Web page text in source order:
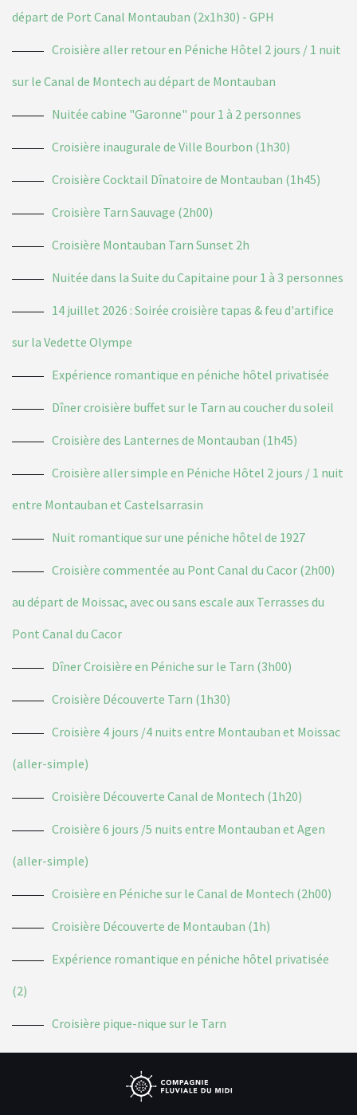
départ de Port Canal Montauban (2x1h30) - GPH
Croisière aller retour en Péniche Hôtel 2 jours / 1 nuit
sur le Canal de Montech au départ de Montauban
Nuitée cabine "Garonne" pour 1 à 2 personnes
Croisière inaugurale de Ville Bourbon (1h30)
Croisière Cocktail Dînatoire de Montauban (1h45)
Croisière Tarn Sauvage (2h00)
Croisière Montauban Tarn Sunset 2h
Nuitée dans la Suite du Capitaine pour 1 à 3 personnes
14 juillet 2026 : Soirée croisière tapas & feu d'artifice
sur la Vedette Olympe
Expérience romantique en péniche hôtel privatisée
Dîner croisière buffet sur le Tarn au coucher du soleil
Croisière des Lanternes de Montauban (1h45)
Croisière aller simple en Péniche Hôtel 2 jours / 1 nuit
entre Montauban et Castelsarrasin
Nuit romantique sur une péniche hôtel de 1927
Croisière commentée au Pont Canal du Cacor (2h00)
au départ de Moissac, avec ou sans escale aux Terrasses du
Pont Canal du Cacor
Dîner Croisière en Péniche sur le Tarn (3h00)
Croisière Découverte Tarn (1h30)
Croisière 4 jours /4 nuits entre Montauban et Moissac
(aller-simple)
Croisière Découverte Canal de Montech (1h20)
Croisière 6 jours /5 nuits entre Montauban et Agen
(aller-simple)
Croisière en Péniche sur le Canal de Montech (2h00)
Croisière Découverte de Montauban (1h)
Expérience romantique en péniche hôtel privatisée
(2)
Croisière pique-nique sur le Tarn